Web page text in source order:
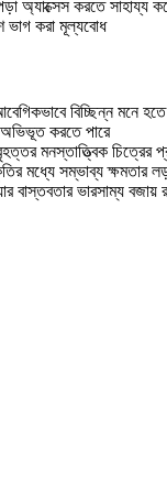
অ্যাক্সেস করতে সাহায্য
ভাগ করা মূল্যবোধ
বিচ্ছিন্ন মনে হতে
অভিভূত করতে পারে
বৃহত্তর মনস্তাত্ত্বিক
মধ্যে সম্ভাব্য ক্ষমতার
বাস্তবতার ভারসাম্য বজায়